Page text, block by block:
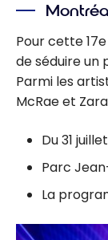
Pour cette
de séduire un
Parmi les
McRae et
Du 31
Parc
La